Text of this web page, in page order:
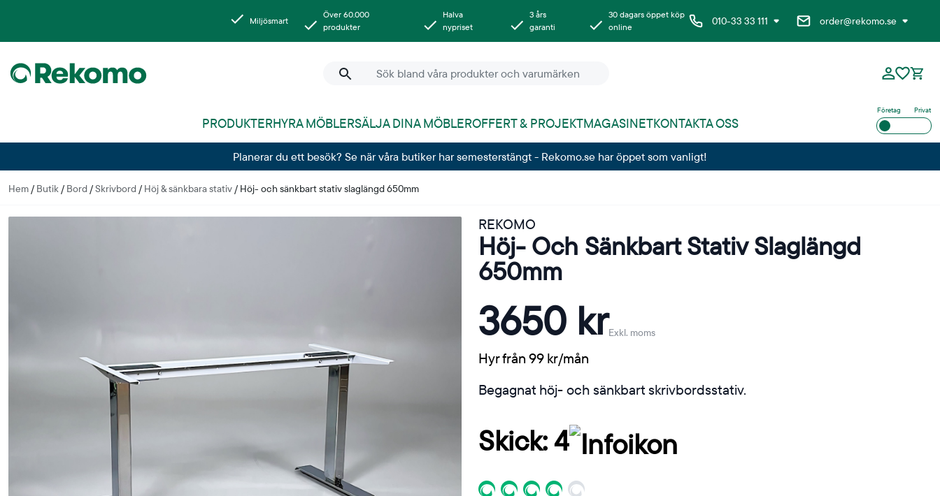
Miljösmart
Över 60.000
produkter
Halva
nypriset
3 års
garanti
30 dagars öppet köp
online
010-33 33 111 order@rekomo.se
PRODUKTERHYRA MÖBLERSÄLJA DINA MÖBLEROFFERT & PROJEKTMAGASINETKONTAKTA OSS
Företag Privat
Planerar du ett besök? Se när våra butiker har semesterstängt - Rekomo.se har öppet som vanligt!
Hem / Butik / Bord /Skrivbord / Höj & sänkbara stativ / Höj- och sänkbart stativ slaglängd 650mm
REKOMO
Höj- Och Sänkbart Stativ Slaglängd
650mm
3650 krExkl. moms
Hyr från 99 kr/mån
Begagnat höj- och sänkbart skrivbordsstativ.
Skick: 4